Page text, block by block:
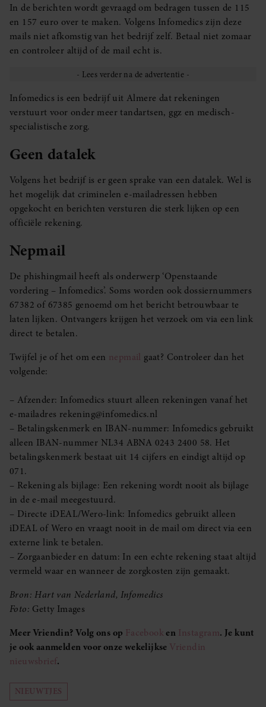
In de berichten wordt gevraagd om bedragen tussen de 115
en 157 euro over te maken. Volgens Infomedics zijn deze
mails niet afkomstig van het bedrijf zelf. Betaal niet zomaar
en controleer altijd of de mail echt is.
Infomedics is een bedrijf uit Almere dat rekeningen
verstuurt voor onder meer tandartsen, ggz en medisch-
specialistische zorg.
Geen datalek
Volgens het bedrijf is er geen sprake van een datalek. Wel is
het mogelijk dat criminelen e-mailadressen hebben
opgekocht en berichten versturen die sterk lijken op een
officiële rekening.
Nepmail
De phishingmail heeft als onderwerp ‘Openstaande
vordering – Infomedics’. Soms worden ook dossiernummers
67382 of 67385 genoemd om het bericht betrouwbaar te
laten lijken. Ontvangers krijgen het verzoek om via een link
direct te betalen.
Twijfel je of het om een nepmail gaat? Controleer dan het
volgende:
– Afzender: Infomedics stuurt alleen rekeningen vanaf het
e-mailadres rekening@infomedics.nl
– Betalingskenmerk en IBAN-nummer: Infomedics gebruikt
alleen IBAN-nummer NL34 ABNA 0243 2400 58. Het
betalingskenmerk bestaat uit 14 cijfers en eindigt altijd op
071.
– Rekening als bijlage: Een rekening wordt nooit als bijlage
in de e-mail meegestuurd.
– Directe iDEAL/Wero-link: Infomedics gebruikt alleen
iDEAL of Wero en vraagt nooit in de mail om direct via een
externe link te betalen.
– Zorgaanbieder en datum: In een echte rekening staat altijd
vermeld waar en wanneer de zorgkosten zijn gemaakt.
Bron: Hart van Nederland, Infomedics
Foto: Getty Images
Meer Vriendin? Volg ons op Facebooken Instagram. Je kunt
je ook aanmelden voor onze wekelijkse Vriendin
nieuwsbrief.
NIEUWTJES